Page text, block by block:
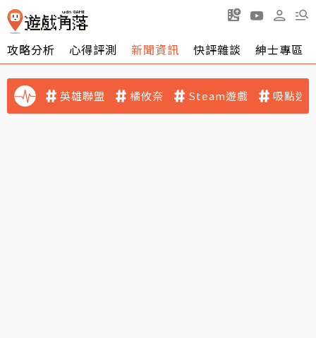
攻略分析 心得評測 新聞資訊 快評雜談 紳士專區
英雄聯盟 橘攸奈 Steam遊戲 吸點迷